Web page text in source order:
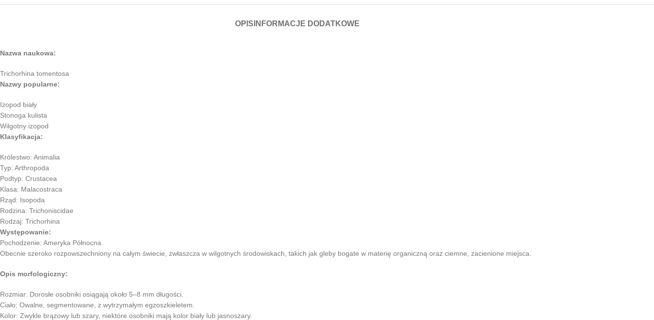
OPIS INFORMACJE DODATKOWE
Nazwa naukowa:
Trichorhina tomentosa
Nazwy popularne:
Izopod biały
Stonoga kulista
Wilgotny izopod
Klasyfikacja:
Królestwo: Animalia
Typ: Arthropoda
Podtyp: Crustacea
Klasa: Malacostraca
Rząd: Isopoda
Rodzina: Trichoniscidae
Rodzaj: Trichorhina
Występowanie:
Pochodzenie: Ameryka Północna.
Obecnie szeroko rozpowszechniony na całym świecie, zwłaszcza w wilgotnych środowiskach, takich jak gleby bogate w materię organiczną oraz ciemne, zacienione miejsca.
Opis morfologiczny:
Rozmiar: Dorosłe osobniki osiągają około 5–8 mm długości.
Ciało: Owalne, segmentowane, z wytrzymałym egzoszkieletem.
Kolor: Zwykle brązowy lub szary, niektóre osobniki mają kolor biały lub jasnoszary.